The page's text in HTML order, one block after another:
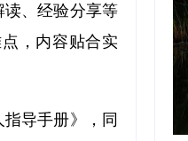
、经验分享等
，内容贴合实
导手册》，同